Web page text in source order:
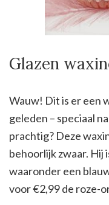
Glazen
Wauw! Dit is er een
geleden – speciaal
prachtig? Deze
behoorlijk zwaar. Hij
waaronder een
voor €2,99 de roze-